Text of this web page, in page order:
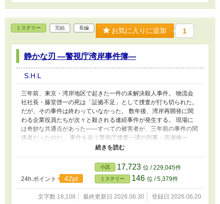
最後に、剃刀によって完全に“ゼロ”へと整えられる頭。 それは解放
同時に削ぎ落とされていく思考。 「自分で決める」という感覚の
消失と、その代わりに生まれる絶対的な安心。 これは、強制では
ない。 これは、暴力でもない。 だからこそ抗えない―― 静かに侵
を問う心理サスペンス。
ミステリー 完結 長編 お気に入りに追加 1
静かな刃 ―警視庁湾岸事件簿―
S.H.L
三年前、東京・湾岸地区で起きた一件の未解決殺人事件。 物流会
社社長・藤堂啓一の死は「証拠不足」として捜査が打ち切られた。
だが、その事件は終わっていなかった。 数年後、湾岸再開発に関
わる企業役員たちが次々と殺される連続事件が発生する。 現場に
は奇妙な共通点があった――すべての被害者が、三年前の事件の関
係者だったのだ。 事件を追う警視庁捜査一課の刑事・高瀬修一
は、やがて警察内部の闇にたどり着く。 捜査を止めようとする上
層部、消された証拠、そして現れた犯人は――かつての相棒だっ
た。 復讐の連鎖の裏で動いていた真実とは何か。 警察組織の中に
潜む黒幕とは誰なのか。 すべての事件の終わりに、一人の女性が
床屋で髪を落とす。 長い髪を断ち、坊主頭となるその瞬間は、過
去との決別と新しい人生の始まりだった。 警察の闇と復讐の連鎖
を描く、 本格刑事サスペンス。
24h.ポイント 42pt
小説 17,723 位 / 229,045件
ミステリー 146 位 / 5,379件
文字数 18,108 最終更新日 2026.06.30 登録日 2026.06.20